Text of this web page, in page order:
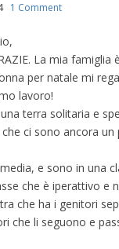
1 Comment
La mia
per natale mi
lavoro!
terra solitaria e
ci sono ancora un
e sono in una
che è iperattivo e
che ha i genitori
che li seguono e